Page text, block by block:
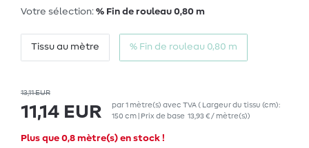
Votre sélection: % Fin de rouleau 0,80 m
Tissu au mètre % Fin de rouleau 0,80 m
13,11 EUR
11,14 EUR par1 mètre(s) avec TVA( Largeur du tissu (cm):
150 cm | Prix de base 13,93 € / mètre(s))
Plus que 0,8 mètre(s) en stock !